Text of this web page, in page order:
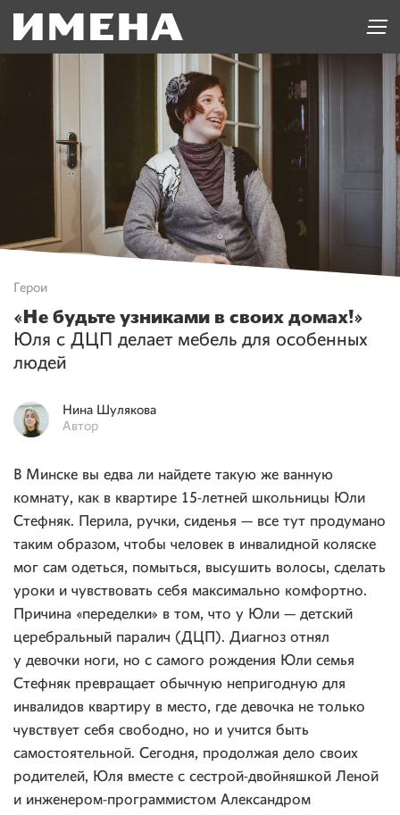
Герои
«Не будьте узниками в своих домах!»
Юля с ДЦП делает мебель для особенных
людей
Нина Шулякова
Автор
В Минске вы едва ли найдете такую же ванную
комнату, как в квартире 15-летней школьницы Юли
Стефняк. Перила, ручки, сиденья — все тут продумано
таким образом, чтобы человек в инвалидной коляске
мог сам одеться, помыться, высушить волосы, сделать
уроки и чувствовать себя максимально комфортно.
Причина «переделки» в том, что у Юли — детский
церебральный паралич (ДЦП). Диагноз отнял
у девочки ноги, но с самого рождения Юли семья
Стефняк превращает обычную непригодную для
инвалидов квартиру в место, где девочка не только
чувствует себя свободно, но и учится быть
самостоятельной. Сегодня, продолжая дело своих
родителей, Юля вместе с сестрой-двойняшкой Леной
и инженером-программистом Александром